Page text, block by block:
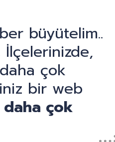
büyütelim..
çok
bir web
daha çok